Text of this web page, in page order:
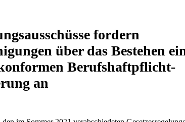
fordern
über das Bestehen
Berufshaftpflicht-
an